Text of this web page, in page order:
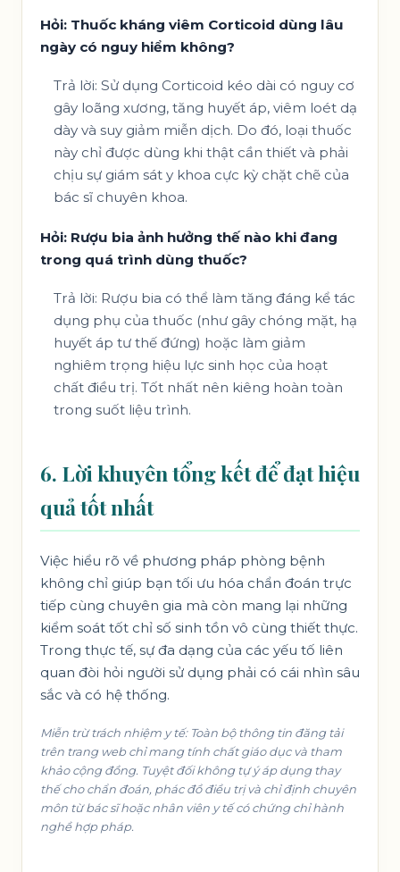
Hỏi: Thuốc kháng viêm Corticoid dùng lâu
ngày có nguy hiểm không?
Trả lời: Sử dụng Corticoid kéo dài có nguy cơ
gây loãng xương, tăng huyết áp, viêm loét dạ
dày và suy giảm miễn dịch. Do đó, loại thuốc
này chỉ được dùng khi thật cần thiết và phải
chịu sự giám sát y khoa cực kỳ chặt chẽ của
bác sĩ chuyên khoa.
Hỏi: Rượu bia ảnh hưởng thế nào khi đang
trong quá trình dùng thuốc?
Trả lời: Rượu bia có thể làm tăng đáng kể tác
dụng phụ của thuốc (như gây chóng mặt, hạ
huyết áp tư thế đứng) hoặc làm giảm
nghiêm trọng hiệu lực sinh học của hoạt
chất điều trị. Tốt nhất nên kiêng hoàn toàn
trong suốt liệu trình.
6. Lời khuyên tổng kết để đạt hiệu
quả tốt nhất
Việc hiểu rõ về phương pháp phòng bệnh
không chỉ giúp bạn tối ưu hóa chẩn đoán trực
tiếp cùng chuyên gia mà còn mang lại những
kiểm soát tốt chỉ số sinh tồn vô cùng thiết thực.
Trong thực tế, sự đa dạng của các yếu tố liên
quan đòi hỏi người sử dụng phải có cái nhìn sâu
sắc và có hệ thống.
Miễn trừ trách nhiệm y tế: Toàn bộ thông tin đăng tải
trên trang web chỉ mang tính chất giáo dục và tham
khảo cộng đồng. Tuyệt đối không tự ý áp dụng thay
thế cho chẩn đoán, phác đồ điều trị và chỉ định chuyên
môn từ bác sĩ hoặc nhân viên y tế có chứng chỉ hành
nghề hợp pháp.